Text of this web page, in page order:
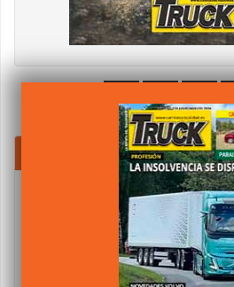
ÚLTIMOS COMENTARIOS